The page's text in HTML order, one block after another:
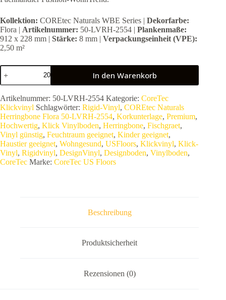
Kollektion: COREtec Naturals WBE Series | Dekorfarbe:
Flora | Artikelnummer: 50-LVRH-2554 | Plankenmaße:
912 x 228 mm | Stärke: 8 mm | Verpackungseinheit (VPE):
2,50 m²
COREtec
Naturals
Herringbone
Flora
50-
LVRH-
2554
Klick-
Vinyl
Fischgrät
Holzoptik
912
In den Warenkorb
Artikelnummer: 50-LVRH-2554 Kategorie: CoreTec
Klickvinyl Schlagwörter: Rigid-Vinyl, COREtec Naturals
Herringbone Flora 50-LVRH-2554, Korkunterlage, Premium,
Hochwertig, Klick Vinylboden, Herringbone, Fischgraet,
Vinyl günstig, Feuchtraum geeignet, Kinder geeignet,
Haustier geeignet, Wohngesund, USFloors, Klickvinyl, Klick-
Vinyl, Rigidvinyl, DesignVinyl, Designboden, Vinylboden,
CoreTec Marke: CoreTec US Floors
Beschreibung
Produktsicherheit
Rezensionen (0)